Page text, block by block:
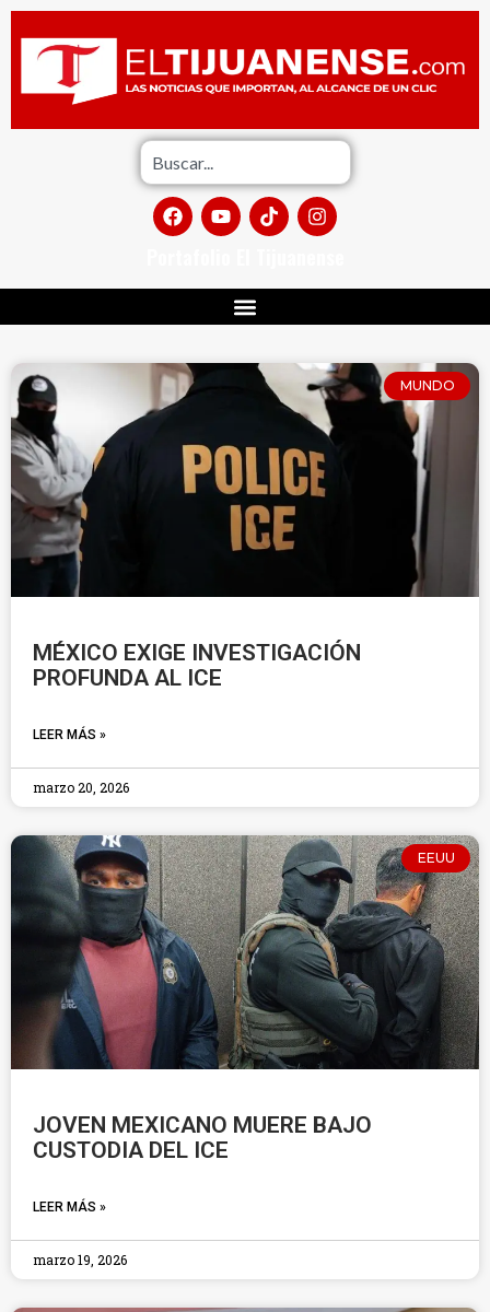
MUNDO
MÉXICO EXIGE INVESTIGACIÓN
PROFUNDA AL ICE
LEER MÁS »
marzo 20, 2026
EEUU
JOVEN MEXICANO MUERE BAJO
CUSTODIA DEL ICE
LEER MÁS »
marzo 19, 2026